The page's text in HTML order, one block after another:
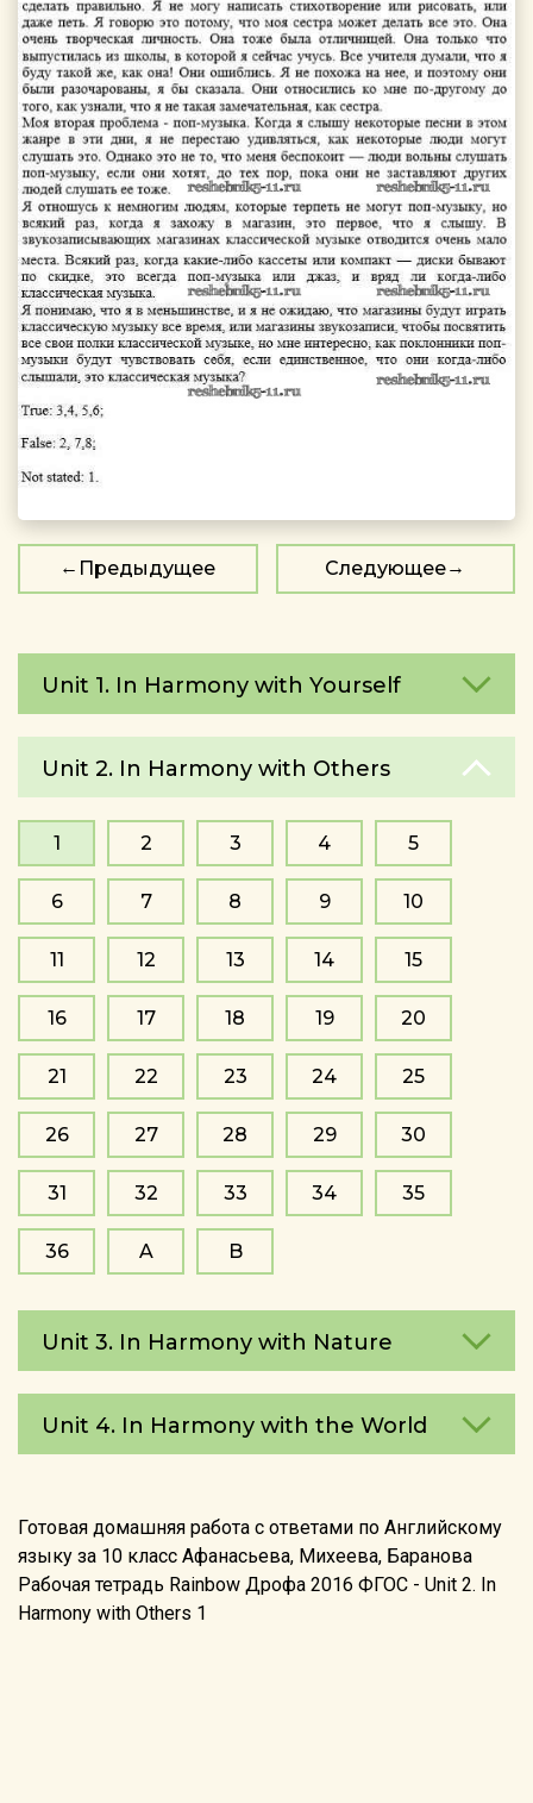
Предыдущее Следующее
Unit 1. In Harmony with Yourself
Unit 2. In Harmony with Others
1 2 3 4 5
6 7 8 9 10
11 12 13 14 15
16 17 18 19 20
21 22 23 24 25
26 27 28 29 30
31 32 33 34 35
36 A B
Unit 3. In Harmony with Nature
Unit 4. In Harmony with the World
Готовая домашняя работа с ответами по Английскому
языку за 10 класс Афанасьева, Михеева, Баранова
Рабочая тетрадь Rainbow Дрофа 2016 ФГОС - Unit 2. In
Harmony with Others 1